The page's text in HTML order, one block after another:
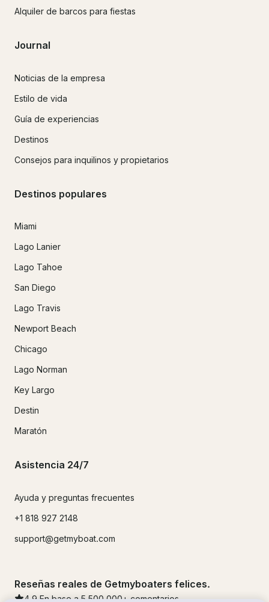
Alquiler de barcos para fiestas
Journal
Noticias de la empresa
Estilo de vida
Guía de experiencias
Destinos
Consejos para inquilinos y propietarios
Destinos populares
Miami
Lago Lanier
Lago Tahoe
San Diego
Lago Travis
Newport Beach
Chicago
Lago Norman
Key Largo
Destin
Maratón
Asistencia 24/7
Ayuda y preguntas frecuentes
+1 818 927 2148
support@getmyboat.com
Reseñas reales de Getmyboaters felices.
4.9 En base a 5 500,000 + comentarios